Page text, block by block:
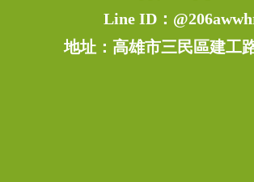
Line ID：
地址：高雄市三民區建工